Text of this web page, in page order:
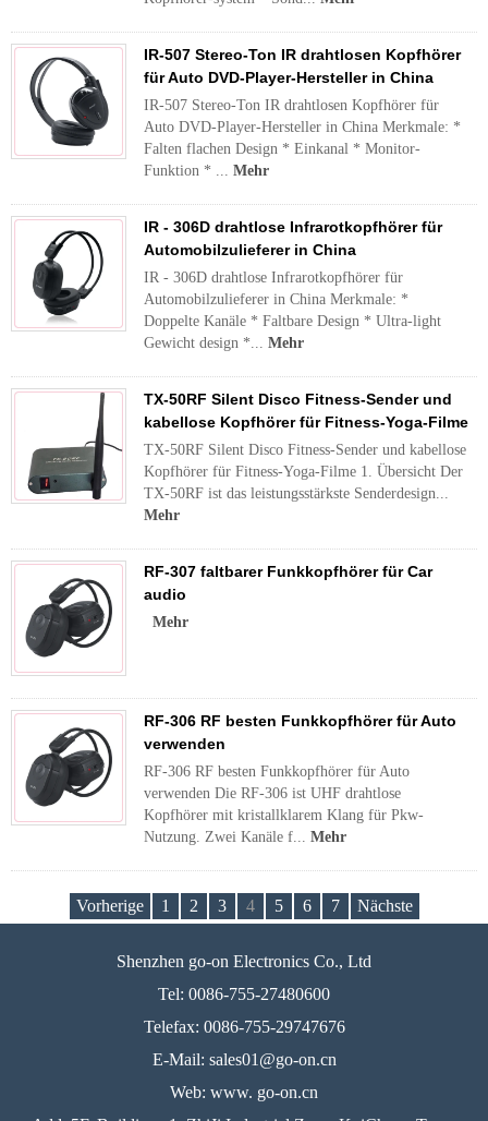
IR-507 Stereo-Ton IR drahtlosen Kopfhörer
für Auto DVD-Player-Hersteller in China
IR-507 Stereo-Ton IR drahtlosen Kopfhörer für
Auto DVD-Player-Hersteller in China Merkmale: *
Falten flachen Design * Einkanal * Monitor-
Funktion * ... Mehr
IR - 306D drahtlose Infrarotkopfhörer für
Automobilzulieferer in China
IR - 306D drahtlose Infrarotkopfhörer für
Automobilzulieferer in China Merkmale: *
Doppelte Kanäle * Faltbare Design * Ultra-light
Gewicht design *... Mehr
TX-50RF Silent Disco Fitness-Sender und
kabellose Kopfhörer für Fitness-Yoga-Filme
TX-50RF Silent Disco Fitness-Sender und kabellose
Kopfhörer für Fitness-Yoga-Filme 1. Übersicht Der
TX-50RF ist das leistungsstärkste Senderdesign...
Mehr
RF-307 faltbarer Funkkopfhörer für Car
audio
Mehr
RF-306 RF besten Funkkopfhörer für Auto
verwenden
RF-306 RF besten Funkkopfhörer für Auto
verwenden Die RF-306 ist UHF drahtlose
Kopfhörer mit kristallklarem Klang für Pkw-
Nutzung. Zwei Kanäle f... Mehr
Vorherige 1 2 3 4 5 6 7 Nächste
Shenzhen go-on Electronics Co., Ltd
Tel: 0086-755-27480600
Telefax: 0086-755-29747676
E-Mail: sales01@go-on.cn
Web: www. go-on.cn